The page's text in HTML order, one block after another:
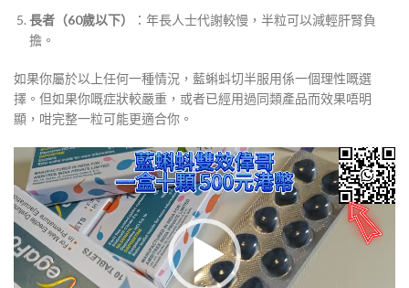
長者（60歲以下）
：年長人士代謝較慢，半粒可以減輕肝腎負
擔。
如果你屬於以上任何一種情況，藍蝌蚪切半服用係一個理性嘅選
擇。但如果你嘅症狀較嚴重，或者已經用過同類產品而效果唔明
顯，咁完整一粒可能更適合你。
播
放
器